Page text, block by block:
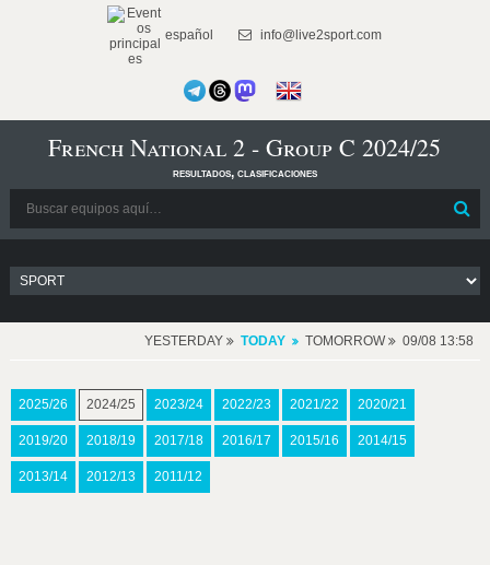
español info@live2sport.com
French National 2 - Group C 2024/25
resultados, clasificaciones
YESTERDAY TODAY TOMORROW 09/08 13:58
2025/26 2024/25 2023/24 2022/23 2021/22 2020/21
2019/20 2018/19 2017/18 2016/17 2015/16 2014/15
2013/14 2012/13 2011/12